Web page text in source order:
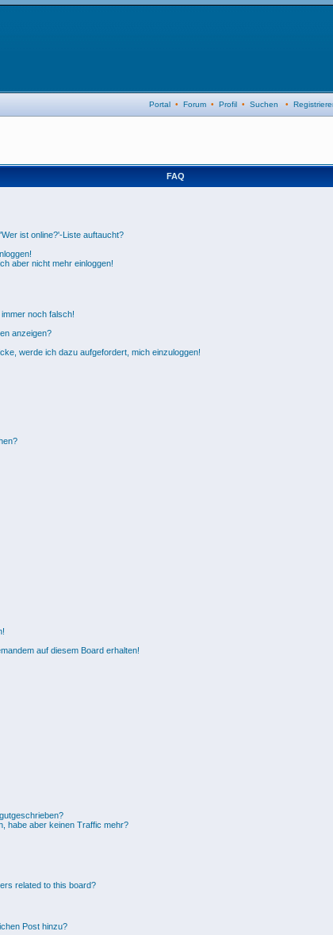
Portal • Forum • Profil • Suchen •
FAQ
ist online?'-Liste auftaucht?
aber nicht mehr einloggen!
noch falsch!
anzeigen?
werde ich dazu aufgefordert, mich einzuloggen!
auf diesem Board erhalten!
habe aber keinen Traffic mehr?
related to this board?
Post hinzu?